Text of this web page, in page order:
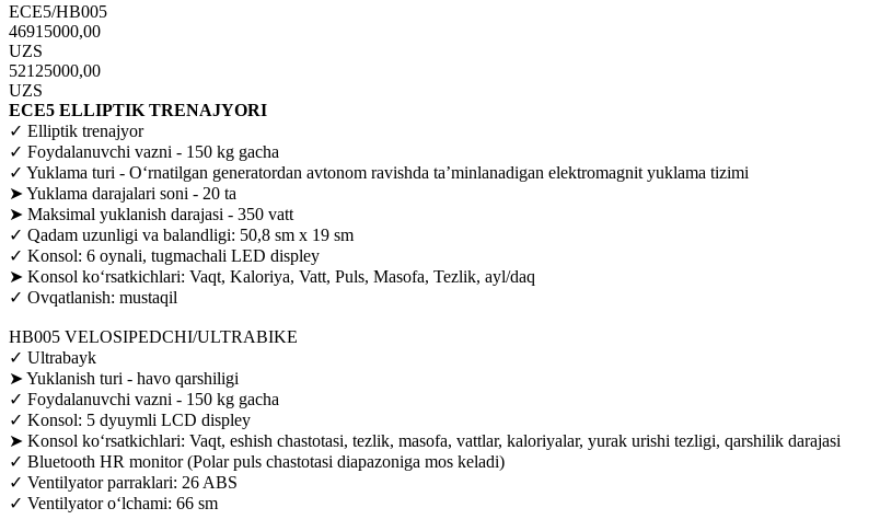
ECE5/HB005
46915000,00
UZS
52125000,00
UZS
ECE5 ELLIPTIK TRENAJYORI
✓ Elliptik trenajyor
✓ Foydalanuvchi vazni - 150 kg gacha
✓ Yuklama turi - O‘rnatilgan generatordan avtonom ravishda ta’minlanadigan elektromagnit yuklama tizimi
➤ Yuklama darajalari soni - 20 ta
➤ Maksimal yuklanish darajasi - 350 vatt
✓ Qadam uzunligi va balandligi: 50,8 sm x 19 sm
✓ Konsol: 6 oynali, tugmachali LED displey
➤ Konsol ko‘rsatkichlari: Vaqt, Kaloriya, Vatt, Puls, Masofa, Tezlik, ayl/daq
✓ Ovqatlanish: mustaqil
HB005 VELOSIPEDCHI/ULTRABIKE
✓ Ultrabayk
➤ Yuklanish turi - havo qarshiligi
✓ Foydalanuvchi vazni - 150 kg gacha
✓ Konsol: 5 dyuymli LCD displey
➤ Konsol ko‘rsatkichlari: Vaqt, eshish chastotasi, tezlik, masofa, vattlar, kaloriyalar, yurak urishi tezligi, qarshilik darajasi
✓ Bluetooth HR monitor (Polar puls chastotasi diapazoniga mos keladi)
✓ Ventilyator parraklari: 26 ABS
✓ Ventilyator o‘lchami: 66 sm